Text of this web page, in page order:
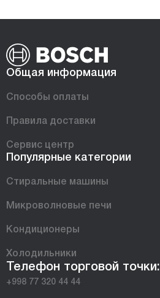
Общая информация
Способы оплаты
Правила доставки
Сервис центр
Популярные категории
Стиральные машины
Микроволновые печи
Кондиционеры
Холодильники
Телефон торговой точки:
+998 77 320 44 44